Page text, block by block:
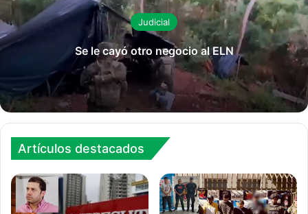
Judicial
Se le cayó otro negocio al ELN
Artículos destacados